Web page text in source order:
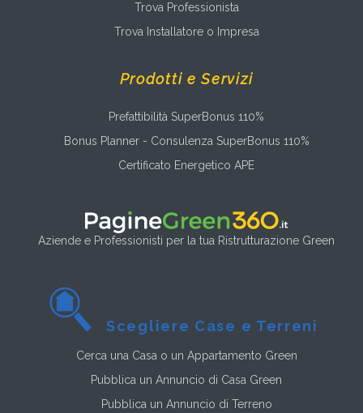
Trova Professionista
Trova Installatore o Impresa
Prodotti e Servizi
Prefattibilità SuperBonus 110%
Bonus Planner - Consulenza SuperBonus 110%
Certificato Energetico APE
Aziende e Professionisti per la tua Ristrutturazione Green
Scegliere Case e Terreni
Cerca una Casa o un Appartamento Green
Pubblica un Annuncio di Casa Green
Pubblica un Annuncio di Terreno